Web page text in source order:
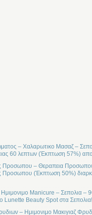
– Χαλαρωτικο Μασαζ –
60 λεπτων (Έκπτωση 57%)
Προσωπου – Θεραπεια
Προσωπου (Έκπτωση 50%)
Manicure – Σεπολια –
Beauty Spot στα
– Ημιμονιμο Μακιγιαζ